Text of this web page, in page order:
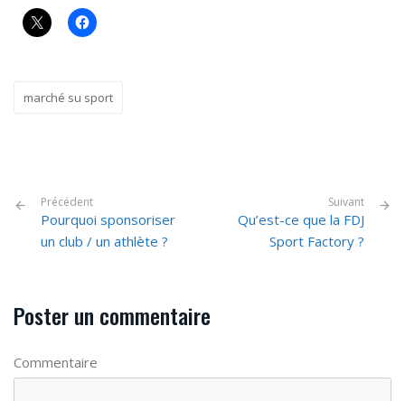
marché su sport
Précédent
Pourquoi sponsoriser
un club / un athlète ?
Suivant
Qu’est-ce que la FDJ
Sport Factory ?
Poster un commentaire
Commentaire